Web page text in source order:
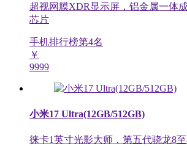
超视网膜XDR显示屏，铝金属一体
芯片
手机排行榜第4名
￥
9999
小米17 Ultra(12GB/512GB)
徕卡1英寸光影大师，第五代骁龙8至